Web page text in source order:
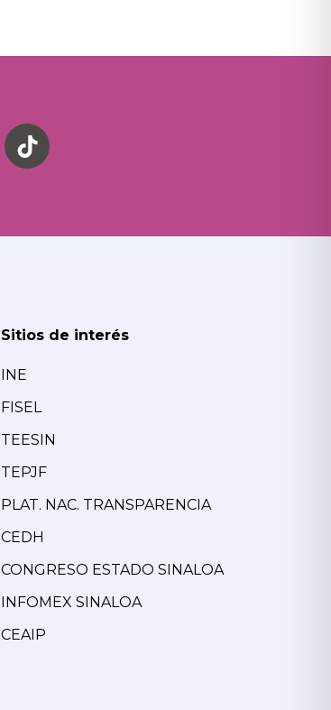
Sitios de interés
INE
FISEL
TEESIN
TEPJF
PLAT. NAC. TRANSPARENCIA
CEDH
CONGRESO ESTADO SINALOA
INFOMEX SINALOA
CEAIP